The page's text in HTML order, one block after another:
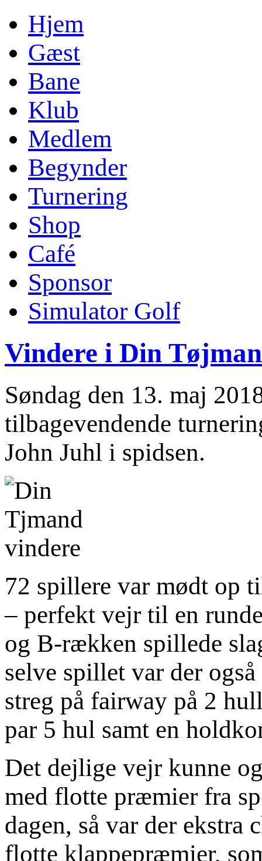
Hjem
Gæst
Bane
Klub
Medlem
Begynder
Turnering
Shop
Café
Sponsor
Simulator Golf
Vindere i Din
Søndag den 13. maj
tilbagevendende
John Juhl i spidsen.
72 spillere var mødt op
– perfekt vejr til en
og B-rækken spillede
selve spillet var der
streg på fairway på 2
par 5 hul samt en
Det dejlige vejr kunne
med flotte præmier fra
dagen, så var der ekstra
flotte klappepræmier,